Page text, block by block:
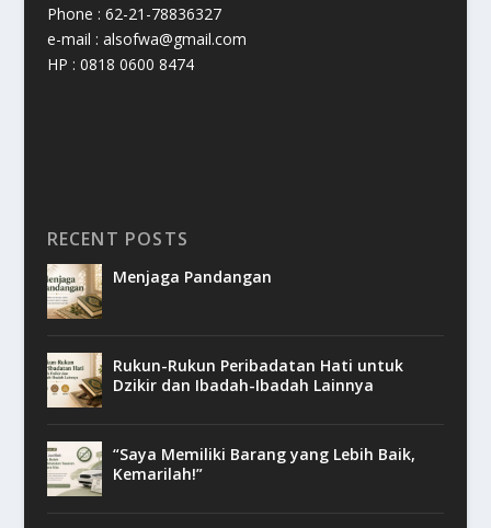
Phone : 62-21-78836327
e-mail : alsofwa@gmail.com
HP : 0818 0600 8474
RECENT POSTS
Menjaga Pandangan
Rukun-Rukun Peribadatan Hati untuk
Dzikir dan Ibadah-Ibadah Lainnya
“Saya Memiliki Barang yang Lebih Baik,
Kemarilah!”